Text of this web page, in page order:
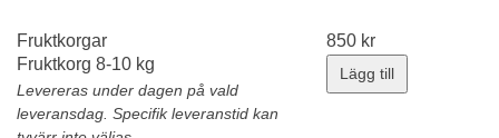
Apelsiner
Vindruvor kärnfria
Plommon
Säsongsfrukter
Fruktkorgar
Fruktkorg 8-10 kg
Levereras under dagen på vald
leveransdag. Specifik leveranstid kan
850 kr
Lägg till